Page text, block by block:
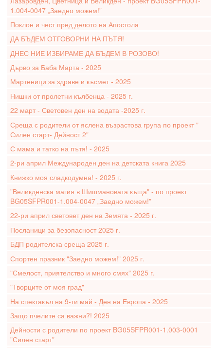
1.004-0047 „Заедно можем!”
Поклон и чест пред делото на Апостола
ДА БЪДЕМ ОТГОВОРНИ НА ПЪТЯ!
ДНЕС НИЕ ИЗБИРАМЕ ДА БЪДЕМ В РОЗОВО!
Дърво за Баба Марта - 2025
Мартеници за здраве и късмет - 2025
Нишки от пролетни кълбенца - 2025 г.
22 март - Световен ден на водата -2025 г.
Среща с родители от яслена възрастова група по проект "
Силен старт- Дейност 2"
С мама и татко на пътя! - 2025
2-ри април Международен ден на детската книга 2025
Книжко моя сладкодумна! - 2025 г.
"Великденска магия в Шишмановата къща" - по проект
BG05SFPR001-1.004-0047 „Заедно можем!”
22-ри април световет ден на Земята - 2025 г.
Посланици за безопасност 2025 г.
БДП родителска среща 2025 г.
Спортен празник "Заедно можем!" 2025 г.
"Смелост, приятелство и много смях" 2025 г.
"Творците от моя град"
На спектакъл на 9-ти май - Ден на Европа - 2025
Защо пчелите са важни?! 2025
Дейности с родители по проект BG05SFPR001-1.003-0001
"Силен старт"